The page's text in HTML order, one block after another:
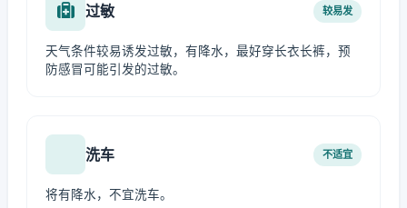
过敏 较易发
天气条件较易诱发过敏，有降水，最好穿长衣长裤，预
防感冒可能引发的过敏。
洗车 不适宜
将有降水，不宜洗车。